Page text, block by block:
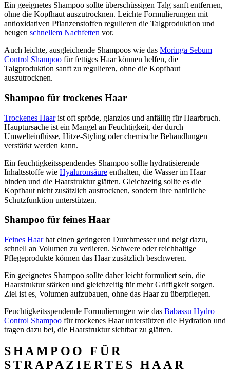
Ein geeignetes Shampoo sollte überschüssigen Talg sanft entfernen,
ohne die Kopfhaut auszutrocknen. Leichte Formulierungen mit
antioxidativen Pflanzenstoffen regulieren die Talgproduktion und
beugen schnellem Nachfetten vor.
Auch leichte, ausgleichende Shampoos wie das Moringa Sebum
Control Shampoo für fettiges Haar können helfen, die
Talgproduktion sanft zu regulieren, ohne die Kopfhaut
auszutrocknen.
Shampoo für trockenes Haar
Trockenes Haarist oft spröde, glanzlos und anfällig für Haarbruch.
Hauptursache ist ein Mangel an Feuchtigkeit, der durch
Umwelteinflüsse, Hitze-Styling oder chemische Behandlungen
verstärkt werden kann.
Ein feuchtigkeitsspendendes Shampoo sollte hydratisierende
Inhaltsstoffe wie Hyaluronsäure enthalten, die Wasser im Haar
binden und die Haarstruktur glätten. Gleichzeitig sollte es die
Kopfhaut nicht zusätzlich austrocknen, sondern ihre natürliche
Schutzfunktion unterstützen.
Shampoo für feines Haar
Feines Haarhat einen geringeren Durchmesser und neigt dazu,
schnell an Volumen zu verlieren. Schwere oder reichhaltige
Pflegeprodukte können das Haar zusätzlich beschweren.
Ein geeignetes Shampoo sollte daher leicht formuliert sein, die
Haarstruktur stärken und gleichzeitig für mehr Griffigkeit sorgen.
Ziel ist es, Volumen aufzubauen, ohne das Haar zu überpflegen.
Feuchtigkeitsspendende Formulierungen wie das Babassu Hydro
Control Shampoo für trockenes Haar unterstützen die Hydration und
tragen dazu bei, die Haarstruktur sichtbar zu glätten.
SHAMPOO FÜR
STRAPAZIERTES HAAR